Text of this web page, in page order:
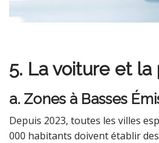
5. La voiture et
a. Zones à Basses
Depuis 2023, toutes les villes
000 habitants doivent établir